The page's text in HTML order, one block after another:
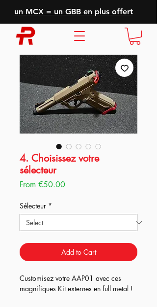
un MCX = un GBB en plus offert
4. Choisissez votre
sélecteur
From €50.00Sale
Sélecteur *
Add to Cart
Customisez votre AAP01 avec ces
magnifiques Kit externes en full metal !